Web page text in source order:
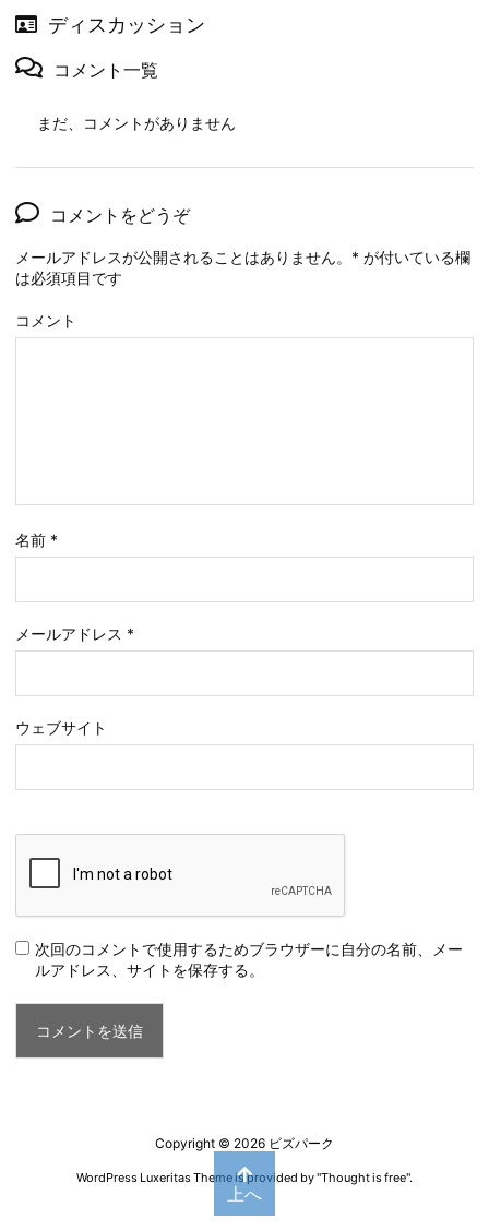
ディスカッション
コメント一覧
まだ、コメントがありません
コメントをどうぞ
メールアドレスが公開されることはありません。 * が付いている欄
は必須項目です
コメント
名前 *
メールアドレス *
ウェブサイト
次回のコメントで使用するためブラウザーに自分の名前、メー
ルアドレス、サイトを保存する。
Copyright © 2026 ビズパーク
WordPress Luxeritas Theme is provided by "Thought is free".
上へ